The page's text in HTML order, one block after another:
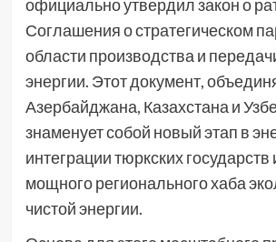
официально утвердил закон о
Соглашения о стратегическом
области производства и
энергии. Этот документ,
Азербайджана, Казахстана и
знаменует собой новый этап в
интеграции тюркских государств
мощного регионального хаба
чистой энергии.